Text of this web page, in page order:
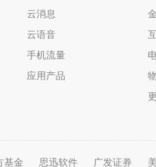
云消息
云语音
手机流量
应用产品
基金 思迅软件 广发证券